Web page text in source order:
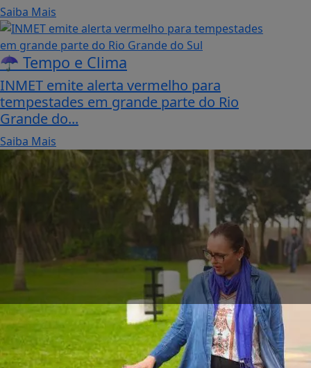
Saiba Mais
☂️ Tempo e Clima
INMET emite alerta vermelho para
tempestades em grande parte do Rio
Grande do...
Saiba Mais